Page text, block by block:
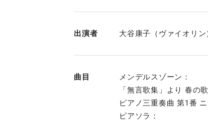
出演者 大谷康子（ヴァイオリ
曲目
メンデルスゾーン：
「無言歌集」より 春の
ピアノ三重奏曲 第1番
ピアソラ：